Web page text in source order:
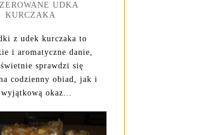
UDKA
KURCZAKA
z udek kurczaka to
i aromatyczne danie,
sprawdzi się
codzienny obiad, jak i
wyjątkową okaz...